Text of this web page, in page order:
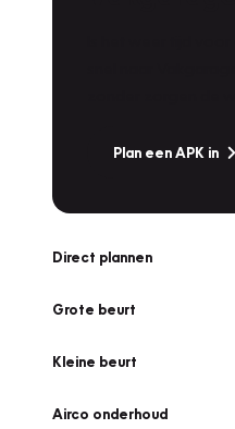
Plan een APK in
Direct plannen
Grote beurt
Kleine beurt
Airco onderhoud